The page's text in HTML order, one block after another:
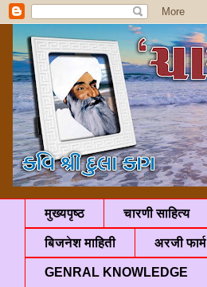
मुख्यपृष्ठ चारणी साहित्य
बिजनेश माहिती अरजी फार्म
GENRAL KNOWLEDGE